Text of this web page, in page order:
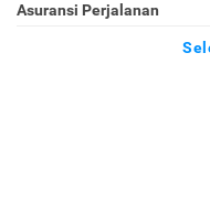
Asuransi Perjalanan